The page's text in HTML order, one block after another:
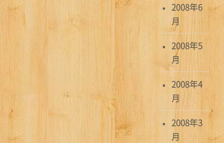
2008年6
月
2008年5
月
2008年4
月
2008年3
月